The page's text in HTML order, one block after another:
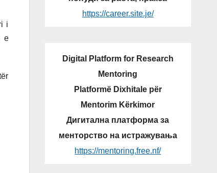
i
e
https://career.site.je/
Digital Platform for Research
Mentoring
Platformë Dixhitale për
Mentorim Kërkimor
Дигитална платформа за
менторство на истражувања
https://mentoring.free.nf/